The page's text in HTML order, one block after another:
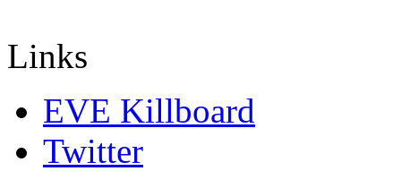
Links
EVE Killboard
Twitter